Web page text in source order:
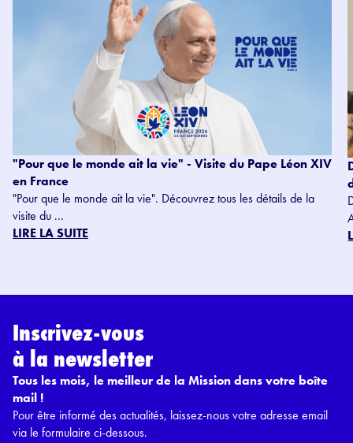
"Pour que le monde ait la vie" - Visite du Pape Léon XIV
en France
"Pour que le monde ait la vie". Découvrez tous les détails de la
visite du ...
LIRE LA SUITE
Inscrivez-vous
à la newsletter
Tous les mois, le meilleur de la Mission dans votre boîte
mail !
Pour être informé des actualités, laissez-nous votre adresse email
via le formulaire ci-dessous.